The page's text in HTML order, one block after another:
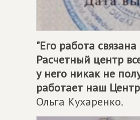
"Его работа
Расчетный центр
у него никак не
работает наш
Ольга Кухаренко.